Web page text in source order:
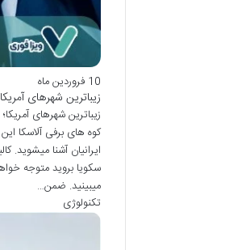
10 فروردین ماه
زیباترین شهرهای
زیباترین شهرهای
کوه ‌های برفی آلاسکا
ایرانیان آشنا میشوید.
سکویا بروید متوجه
میبینید. ضمن…
تکنولوژی